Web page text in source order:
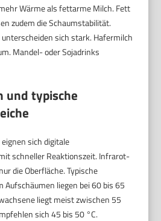
Wärme als fettarme Milch. Fett
zudem die Schaumstabilität.
sich stark. Hafermilch
Mandel- oder Sojadrinks
und typische
sich digitale
schneller Reaktionszeit. Infrarot-
die Oberfläche. Typische
Aufschäumen liegen bei 60 bis 65
liegt meist zwischen 55
sich 45 bis 50 °C.